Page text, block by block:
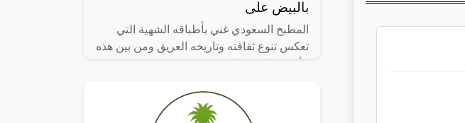
بالبيض على
المطبخ السعودي غني بأطباقه الشهية التي
تعكس تنوع ثقافته وتاريخه العريق ومن بين هذه